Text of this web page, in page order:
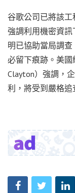
谷歌公司已將該工
強調利用機密資
明已協助當局調
必留下痕跡。美國
Clayton）強調，
利，將受到嚴格追